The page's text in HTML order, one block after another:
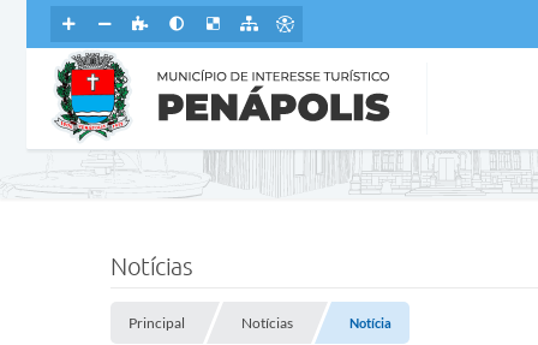
Notícias
Principal Notícias Notícia